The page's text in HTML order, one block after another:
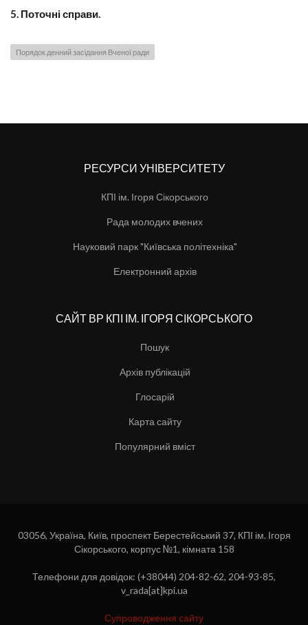
5. Поточні справи.
Порядок денний засідання Вченої ради
РЕСУРСИ УНІВЕРСИТЕТУ
КПІ ім. Ігоря Сікорського
Рада молодих вчених
Науковий парк "Київська політехніка"
Електронний архів
САЙТ ВР КПІ ІМ. ІГОРЯ СІКОРСЬКОГО
Пошук
Архів публікацій
Глосарій
Карта сайту
Популярний вміст
03056, Україна, Київ, проспект Берестейський 37, КПІ ім. Ігоря
Сікорського, корпус №1, кімната 158
Телефони для довідок: (+38044) 204-82-62, 204-93-85,
v_rada[at]kpi.ua
Супроводження сайту